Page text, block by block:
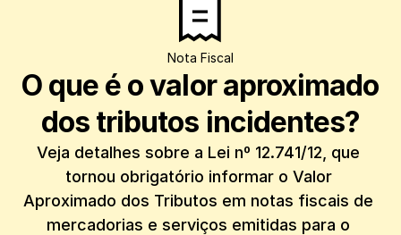
Nota Fiscal
O que é o valor aproximado
dos tributos incidentes?
Veja detalhes sobre a Lei nº 12.741/12, que
tornou obrigatório informar o Valor
Aproximado dos Tributos em notas fiscais de
mercadorias e serviços emitidas para o